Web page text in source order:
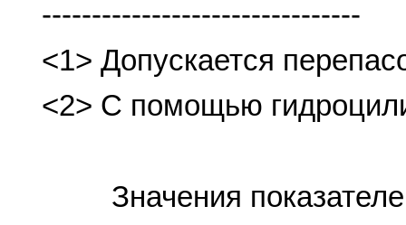
--------------------------------
<1> Допускается
<2> С помощью
Значения